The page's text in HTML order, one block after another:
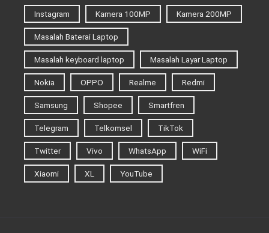
Instagram Kamera 100MP Kamera 200MP
Masalah Baterai Laptop
Masalah keyboard laptop Masalah Layar Laptop
Nokia OPPO Realme Redmi
Samsung Shopee Smartfren
Telegram Telkomsel TikTok
Twitter Vivo WhatsApp WiFi
Xiaomi XL YouTube